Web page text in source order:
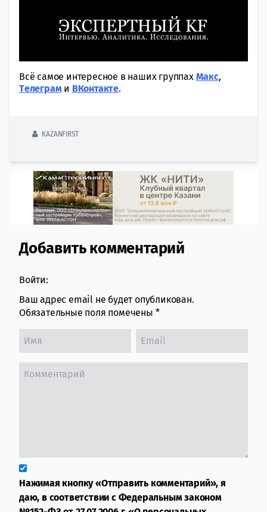
Всё самое интересное в наших группах Макс,
Tелеграми ВКонтакте.
KAZANFIRST
Comment section
Добавить комментарий
Войти:
Ваш адрес email не будет опубликован.
Обязательные поля помечены *
Нажимая кнопку «Отправить комментарий», я
даю, в соответствии с Федеральным законом